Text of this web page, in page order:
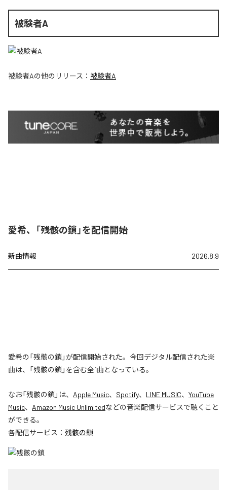
被験者A
被験者Aの他のリリース： 被験者A
愛希、「残骸の鎖」を配信開始
新曲情報 2026.8.9
愛希の「残骸の鎖」が配信開始された。今回デジタル配信された楽
曲は、「残骸の鎖」を含む全1曲となっている。
なお「残骸の鎖 」は、 Apple Music、 Spotify、 LINE MUSIC、 YouTube
Music、 Amazon Music Unlimitedなどの音楽配信サービスで聴くこと
ができる。
各配信サービス： 残骸の鎖